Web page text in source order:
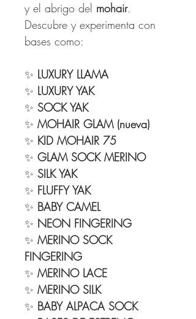
y el abrigo del mohair.
Descubre y experimenta con
bases como:
✨ LUXURY LLAMA
✨ LUXURY YAK
✨ SOCK YAK
✨ MOHAIR GLAM (nueva)
✨ KID MOHAIR 75
✨ GLAM SOCK MERINO
✨ SILK YAK
✨ FLUFFY YAK
✨ BABY CAMEL
✨ NEON FINGERING
✨ MERINO SOCK
FINGERING
✨ MERINO LACE
✨ MERINO SILK
✨ BABY ALPACA SOCK